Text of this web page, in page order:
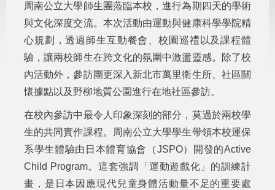
周南公立大學師生團蒞臨本校，進行為期四天的學術
與文化深度交流。本次活動由運動與健康科學學院精
心規劃，透過師生互動餐會、校園巡禮以及課程體
驗，讓兩校師生在跨文化的氛圍中激盪靈感。除了校
內活動外，參訪團更深入新北市萬里衛生所、社區關
懷據點以及野柳地質公園進行在地社區參訪。
在校內參訪中最令人印象深刻的部分，莫過於兩校學
生的共同實作課程。周南公立大學學生帶領本校運保
系學生體驗由日本體育協會（JSPO）開發的Active
Child Program。這套強調「運動遊戲化」的訓練計
畫，是日本因應現代兒童身體活動量不足的重要處